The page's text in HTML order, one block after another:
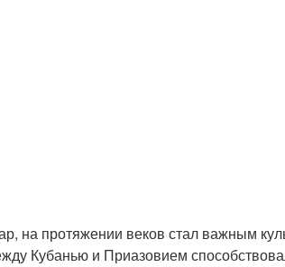
на протяжении веков стал важным
Кубанью и Приазовием